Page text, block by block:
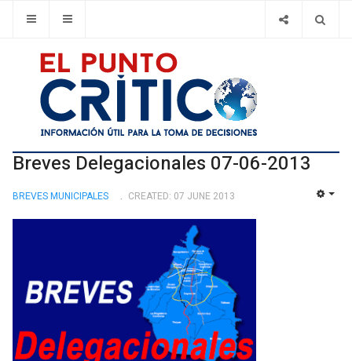
Breves Delegacionales 07-06-2013
BREVES MUNICIPALES CREATED: 07 JUNE 2013